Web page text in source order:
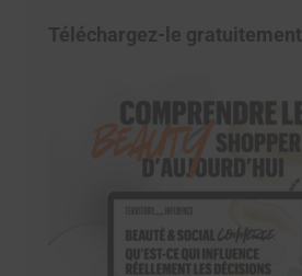
Téléchargez-le gratuitement